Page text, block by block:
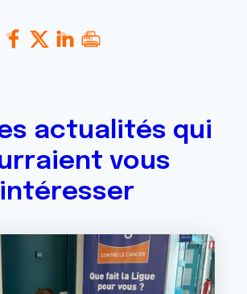
actualités qui
vous
intéresser